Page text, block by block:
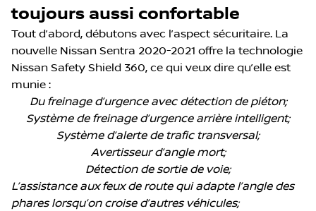
toujours aussi confortable
Tout d’abord, débutons avec l’aspect sécuritaire. La
nouvelle Nissan Sentra 2020-2021 offre la technologie
Nissan Safety Shield 360, ce qui veux dire qu’elle est
munie :
Du freinage d’urgence avec détection de piéton;
Système de freinage d’urgence arrière intelligent;
Système d’alerte de trafic transversal;
Avertisseur d’angle mort;
Détection de sortie de voie;
L’assistance aux feux de route qui adapte l’angle des
phares lorsqu’on croise d’autres véhicules;